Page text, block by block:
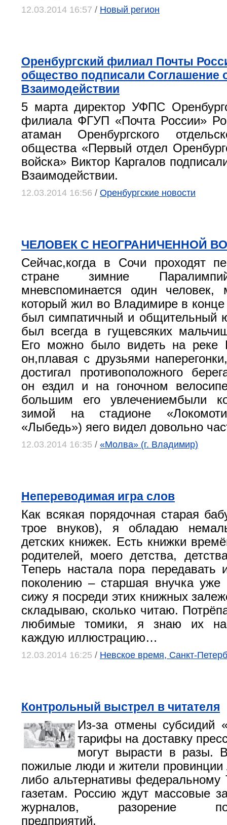
12.03.2014 16:57 / Новый регион
Оренбургский филиал Почты
общество подписали Соглашение
Взаимодействии
5 марта директор УФПС
филиала ФГУП «Почта России»
атаман Оренбургского
общества «Первый отдел
войска» Виктор Каргалов
Взаимодействии.
12.03.2014 16:56 / Оренбургские новости
ЧЕЛОВЕК С НЕОГРАНИЧЕННОЙ
Сейчас,когда в Сочи проходят
стране зимние
мневспоминается один человек,
который жил во Владимире в конце
был симпатичный и общительный
был всегда в гущевсяких
Его можно было видеть на реке
он,плавая с друзьями
достигал противоположного
он ездил и на гоночном
большим его увлечениембыли
зимой на стадионе
«Лыбедь») яего видел довольно
12.03.2014 16:35 / «Молва» (г. Владимир)
Непереводимая игра слов
Как всякая порядочная старая
трое внуков), я обладаю
детских книжек. Есть книжки
родителей, моего детства,
Теперь настала пора передавать
поколению – старшая внучка уже
сижу я посреди этих книжных
складываю, сколько читаю.
любимые томики, я знаю их
каждую иллюстрацию…
12.03.2014 16:25 / Невское время, Санкт-
Контрольный выстрел в читателя
Из-за отмены субсидий
тарифы на доставку
могут вырасти в разы.
пожилые люди и жители провинции
либо альтернативы
газетам. Россию ждут массовые
журналов, разорение
предприятий.